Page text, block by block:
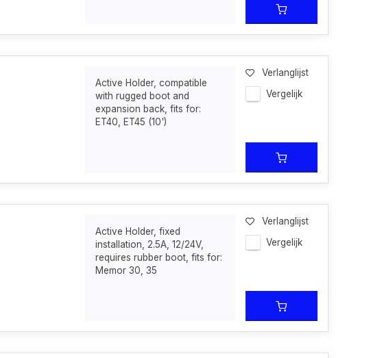
Active Holder, compatible
with rugged boot and
expansion back, fits for:
ET40, ET45 (10')
Verlanglijst
Vergelijk
Active Holder, fixed
installation, 2.5A, 12/24V,
requires rubber boot, fits for:
Memor 30, 35
Verlanglijst
Vergelijk